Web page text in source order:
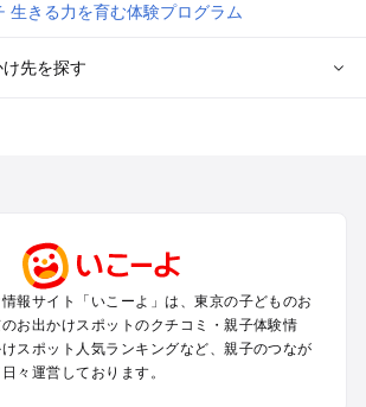
先を探す
・上野原のプールお出かけ
・中目黒・自由が丘のプールお出かけ
巣鴨・目白・石神井のプールお出かけ
々木・千駄ヶ谷のプールお出かけ
橋・有楽町・築地・月島のプールお出かけ
報サイト「いこーよ」は、東京の子どものお
お出かけスポットのクチコミ・親子体験情
スポット人気ランキングなど、親子のつなが
々運営しております。